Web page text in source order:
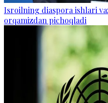
Isroilning diaspora ishlari
orqamizdan pichoqladi